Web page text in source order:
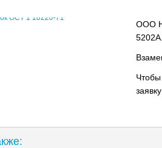
ООО
5202А.
Чтобы